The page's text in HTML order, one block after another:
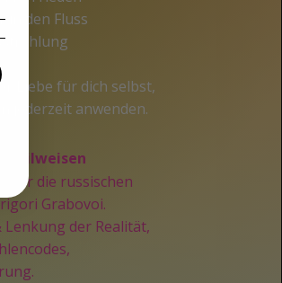
in den Fluss
Liebe für dich selbst,
jederzeit anwenden.
Heilweisen
die russischen
Grabovoi.
Lenkung der Realität,